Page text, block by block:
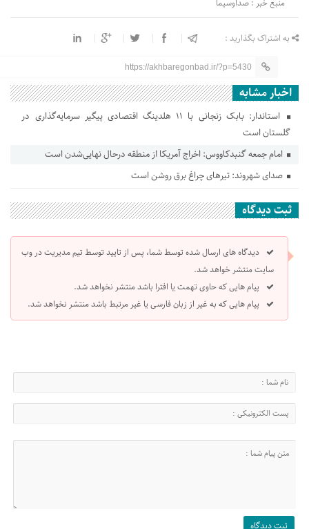
منبع خبر : صداوسیما
به اشتراک بگذارید :
https://akhbaregonbad.ir/?p=5430
اخبار مشابه
استاندار: بابک زنجانی با ۱۱ هلدینگ اقتصادی پیگیر سرمایه‌گذاری در
گلستان است
امام جمعه گنبدکاووس: اخراج آمریکا از منطقه درحال نهایی‌شدن است
صدای شهروند: تیرهای چراغ برق روشن است
ثبت دیدگاه
دیدگاه های ارسال شده توسط شما، پس از تایید توسط تیم مدیریت در وب
سایت منتشر خواهد شد.
پیام هایی که حاوی تهمت یا افترا باشد منتشر نخواهد شد.
پیام هایی که به غیر از زبان فارسی یا غیر مرتبط باشد منتشر نخواهد شد.